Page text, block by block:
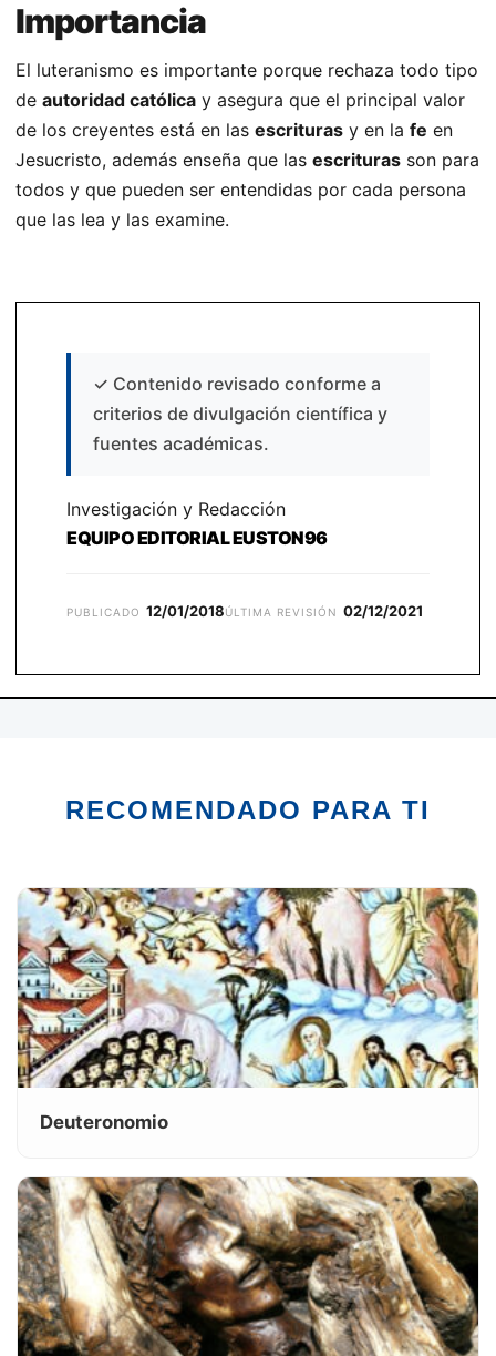
Importancia
El luteranismo es importante porque rechaza todo tipo
de autoridad católica y asegura que el principal valor
de los creyentes está en las escrituras y en la fe en
Jesucristo, además enseña que las escrituras son para
todos y que pueden ser entendidas por cada persona
que las lea y las examine.
✓ Contenido revisado conforme a
criterios de divulgación científica y
fuentes académicas.
Investigación y Redacción
EQUIPO EDITORIAL EUSTON96
PUBLICADO 12/01/2018ÚLTIMA REVISIÓN 02/12/2021
RECOMENDADO PARA TI
Deuteronomio